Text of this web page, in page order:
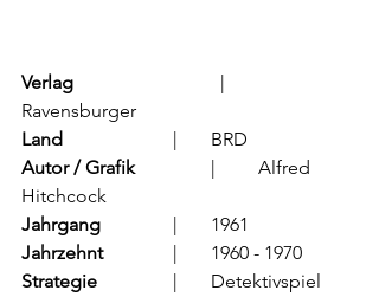
Verlag
Ravensburger
Land
			  |	BRD
Autor / Grafik
	          |	Alfred
Hitchcock
Jahrgang
		  |	1961
Jahrzehnt
		  |	1960 - 1970
Strategie
		  |	Detektivspiel